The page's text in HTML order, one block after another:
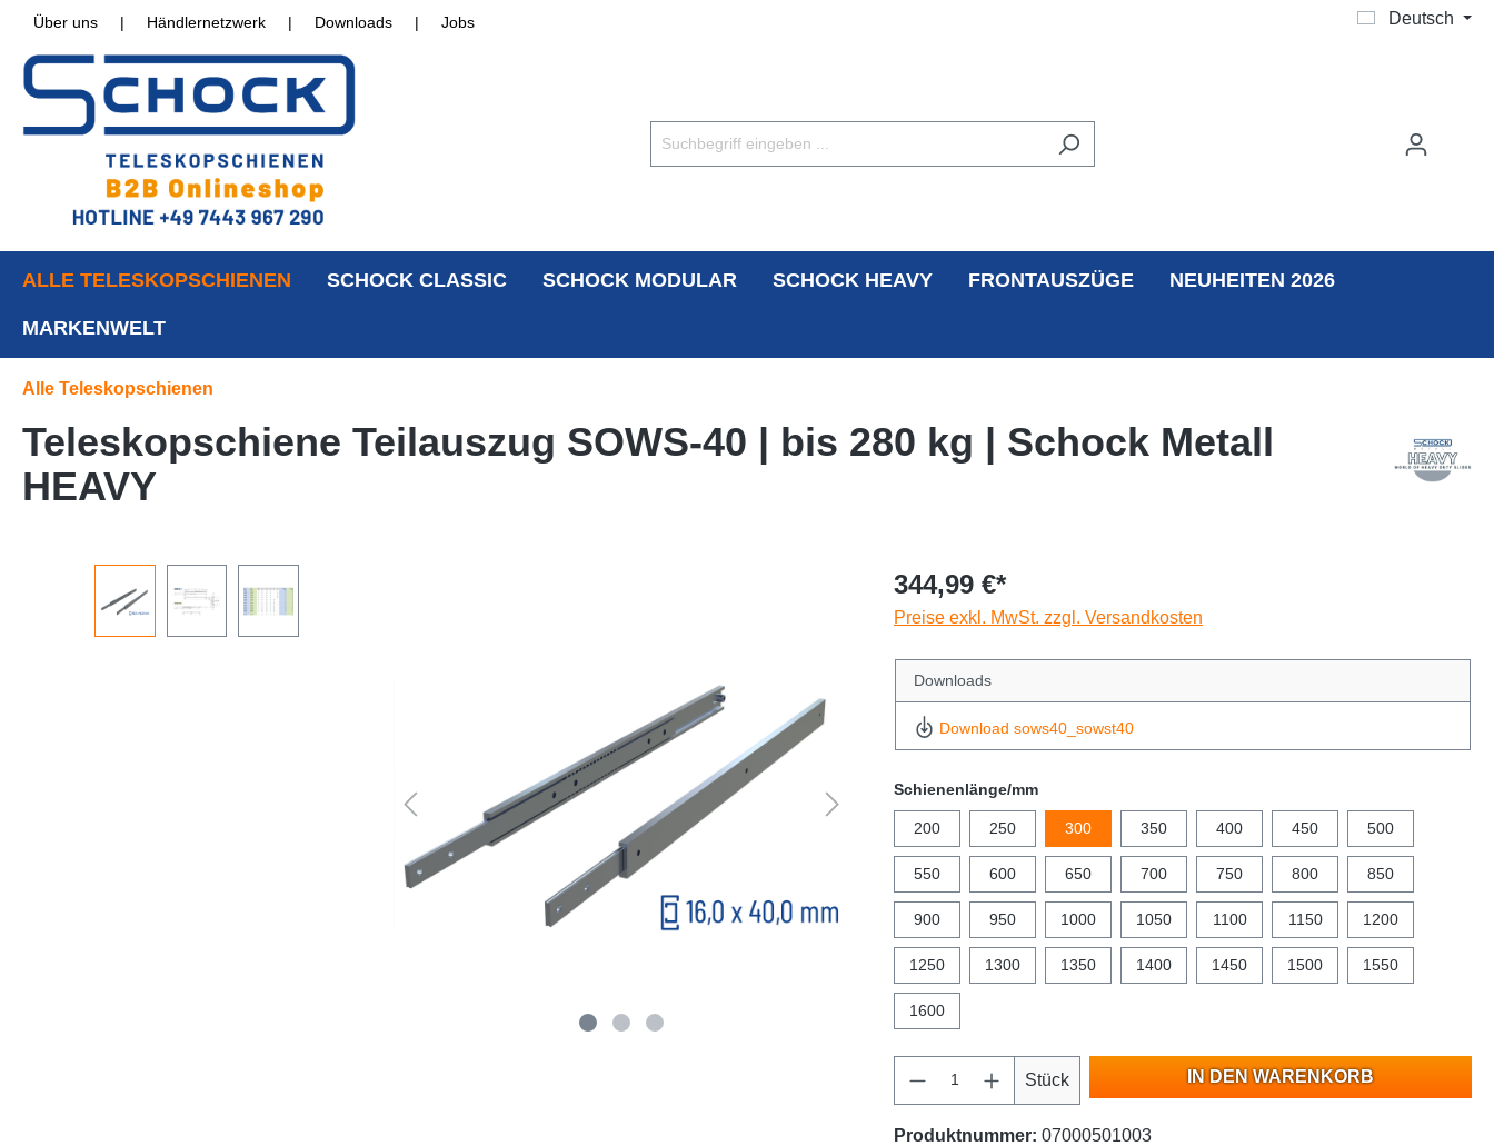
Über uns | Händlernetzwerk | Downloads | Jobs Deutsch
ALLE TELESKOPSCHIENEN SCHOCK CLASSIC SCHOCK MODULAR SCHOCK HEAVY FRONTAUSZÜGE NEUHEITEN 2026
MARKENWELT
Alle Teleskopschienen
Teleskopschiene Teilauszug SOWS-40 | bis 280 kg | Schock Metall
HEAVY
344,99 €*
Preise exkl. MwSt. zzgl. Versandkosten
Downloads
Download sows40_sowst40
Schienenlänge/mm
200 250 300 350 400 450 500
550 600 650 700 750 800 850
900 950 1000 1050 1100 1150 1200
1250 1300 1350 1400 1450 1500 1550
1600
Stück IN DEN WARENKORB
Produktnummer: 07000501003